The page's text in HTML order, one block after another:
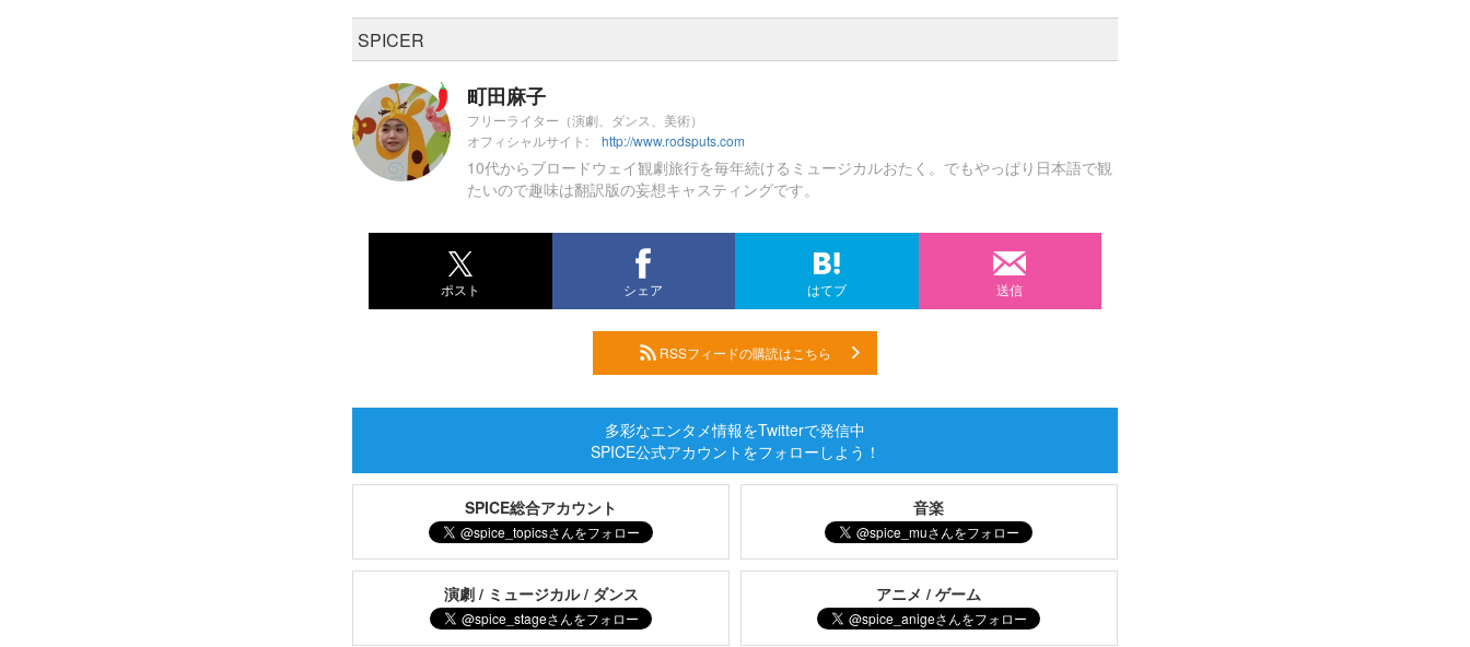
SPICER
町田麻子
フリーライター（演劇、ダンス、美術）
オフィシャルサイト:
http://www.rodsputs.com
10代からブロードウェイ観劇旅行を毎年続けるミュージカルおたく。でもやっぱり日本語で観
たいので趣味は翻訳版の妄想キャスティングです。
ポスト シェア はてブ 送信
RSSフィードの購読はこちら
多彩なエンタメ情報をTwitterで発信中
SPICE公式アカウントをフォローしよう！
SPICE総合アカウント 音楽
演劇 / ミュージカル / ダンス アニメ / ゲーム